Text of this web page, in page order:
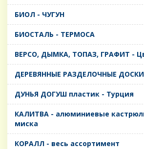
БИОЛ - ЧУГУН
БИОСТАЛЬ - ТЕРМОСА
ВЕРСО, ДЫМКА, ТОПАЗ, ГРАФИТ -
ДЕРЕВЯННЫЕ РАЗДЕЛОЧНЫЕ
ДУНЬЯ ДОГУШ пластик - Турция
КАЛИТВА - алюминиевые
миска
КОРАЛЛ - весь ассортимент